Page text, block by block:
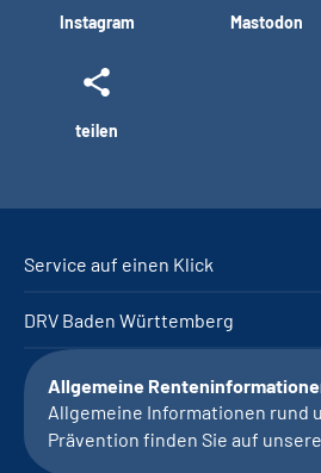
Instagram Mastodon
teilen
Service auf einen Klick
DRV Baden Württemberg
Allgemeine
Allgemeine Informationen rund
Prävention finden Sie auf